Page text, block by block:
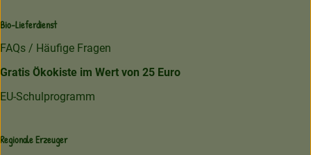
Bio-Lieferdienst
FAQs / Häufige Fragen
Gratis Ökokiste im Wert von 25 Euro
EU-Schulprogramm
Regionale Erzeuger